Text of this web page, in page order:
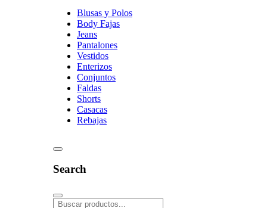
Blusas y Polos
Body Fajas
Jeans
Pantalones
Vestidos
Enterizos
Conjuntos
Faldas
Shorts
Casacas
Rebajas
Search